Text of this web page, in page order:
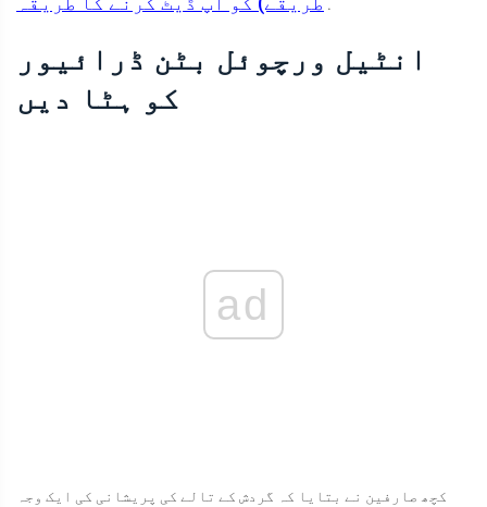
.
انٹیل ورچوئل بٹن ڈرائیور
کو ہٹا دیں
ad
کچھ صارفین نے بتایا کہ گردش کے تالے کی پریشانی کی ایک وجہ